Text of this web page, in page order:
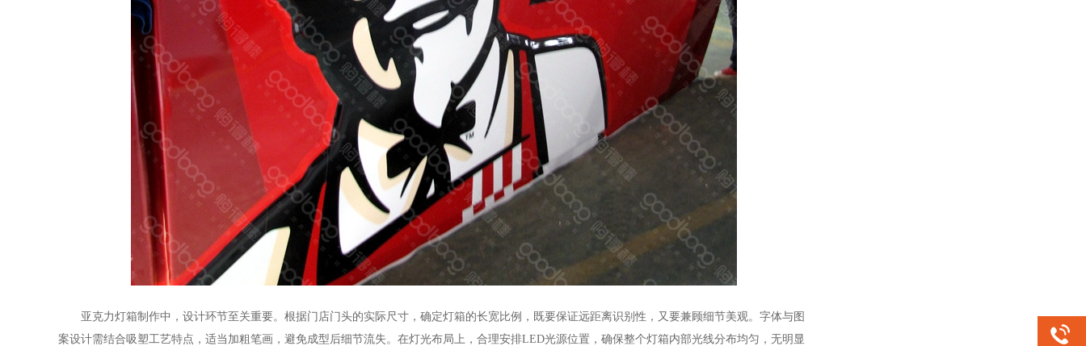
亚克力灯箱制作中，设计环节至关重要。根据门店门头的实际尺寸，确定灯箱的长宽比例，既要保证远距离识别性，又要兼顾细节美观。字体与图
案设计需结合吸塑工艺特点，适当加粗笔画，避免成型后细节流失。在灯光布局上，合理安排LED光源位置，确保整个灯箱内部光线分布均匀，无明显